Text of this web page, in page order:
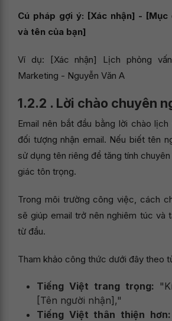
Cú pháp gợi ý: [Xác nhận] -
và tên của bạn]
Ví dụ: [Xác nhận] Lịch phỏng
Marketing - Nguyễn Văn A
1.2.2 . Lời chào chuyên
Email nên bắt đầu bằng lời chào
đối tượng nhận email. Nếu biết tên
sử dụng tên riêng để tăng tính
giác tôn trọng.
Trong môi trường công việc, cách
sẽ giúp email trở nên nghiêm túc và
từ đầu.
Tham khảo công thức dưới đây theo
Tiếng Việt trang trọng:
[Tên người nhận],"
Tiếng Việt thân thiện hơn: